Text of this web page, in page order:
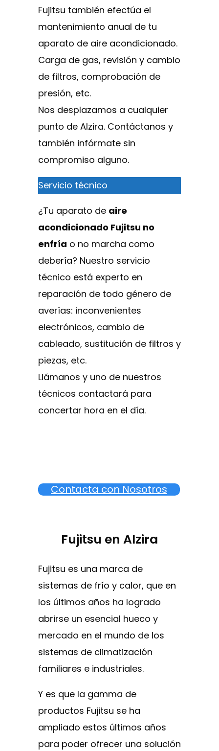
Fujitsu también efectúa el
mantenimiento anual de tu
aparato de aire acondicionado.
Carga de gas, revisión y cambio
de filtros, comprobación de
presión, etc.
Nos desplazamos a cualquier
punto de Alzira. Contáctanos y
también infórmate sin
compromiso alguno.
Servicio técnico
¿Tu aparato de aire
acondicionado Fujitsu no
enfría o no marcha como
debería? Nuestro servicio
técnico está experto en
reparación de todo género de
averías: inconvenientes
electrónicos, cambio de
cableado, sustitución de filtros y
piezas, etc.
Llámanos y uno de nuestros
técnicos contactará para
concertar hora en el día.
Contacta con Nosotros
Fujitsu en Alzira
Fujitsu es una marca de
sistemas de frío y calor, que en
los últimos años ha logrado
abrirse un esencial hueco y
mercado en el mundo de los
sistemas de climatización
familiares e industriales.
Y es que la gamma de
productos Fujitsu se ha
ampliado estos últimos años
para poder ofrecer una solución